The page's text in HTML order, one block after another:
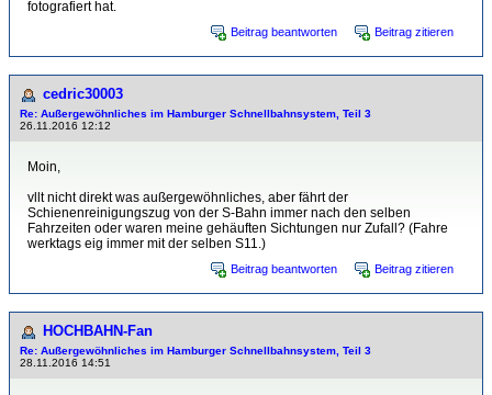
fotografiert hat.
Beitrag beantworten Beitrag zitieren
cedric30003
Re: Außergewöhnliches im Hamburger Schnellbahnsystem, Teil 3
26.11.2016 12:12
Moin,
vllt nicht direkt was außergewöhnliches, aber fährt der
Schienenreinigungszug von der S-Bahn immer nach den selben
Fahrzeiten oder waren meine gehäuften Sichtungen nur Zufall? (Fahre
werktags eig immer mit der selben S11.)
Beitrag beantworten Beitrag zitieren
HOCHBAHN-Fan
Re: Außergewöhnliches im Hamburger Schnellbahnsystem, Teil 3
28.11.2016 14:51